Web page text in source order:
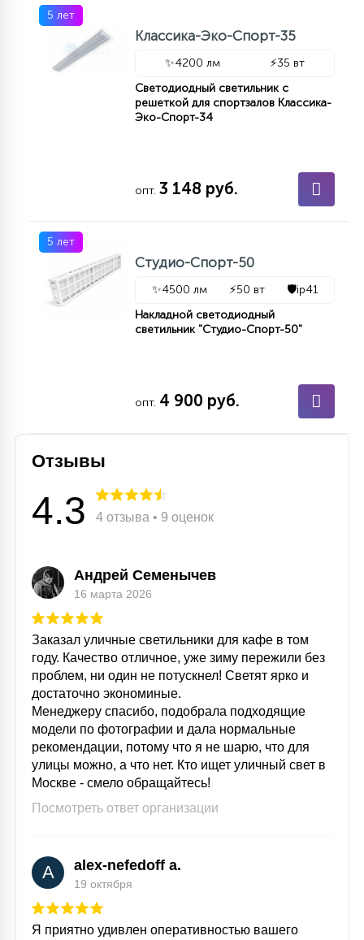
5 лет
Классика-Эко-Спорт-35
✨4200 лм ⚡35 вт
Светодиодный светильник с
решеткой для спортзалов Классика-
Эко-Спорт-34
опт. 3 148 руб.
5 лет
Студио-Спорт-50
✨4500 лм ⚡50 вт 🛡️ip41
Накладной светодиодный
светильник "Студио-Спорт-50"
опт. 4 900 руб.
Отзывы
4.3 4 отзыва • 9 оценок
Андрей Семенычев
16 марта 2026
Заказал уличные светильники для кафе в том
году. Качество отличное, уже зиму пережили без
проблем, ни один не потускнел! Светят ярко и
достаточно экономиные.
Менеджеру спасибо, подобрала подходящие
модели по фотографии и дала нормальные
рекомендации, потому что я не шарю, что для
улицы можно, а что нет. Кто ищет уличный свет в
Москве - смело обращайтесь!
Посмотреть ответ организации
A alex-nefedoff a.
19 октября
Я приятно удивлен оперативностью вашего